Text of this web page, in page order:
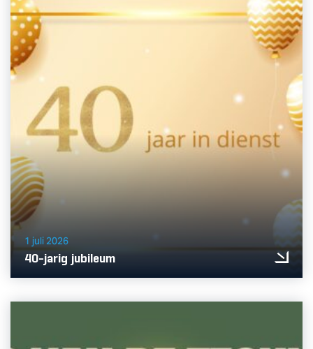
1 juli 2026
40-jarig jubileum